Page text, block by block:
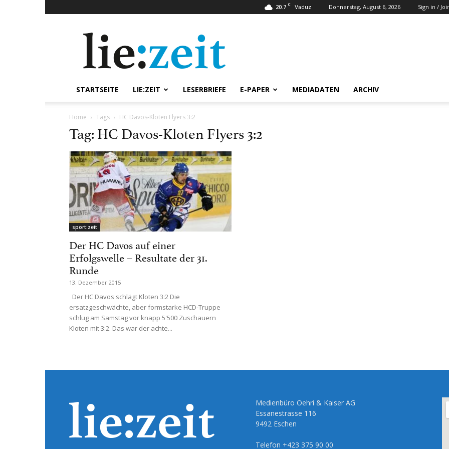
20.7 C Vaduz Donnerstag, August 6, 2026 Sign in /
STARTSEITE LIE:ZEIT LESERBRIEFE E-PAPER MEDIADATEN ARCHIV
Home Tags HC Davos-Kloten Flyers 3:2
Tag: HC Davos-Kloten Flyers 3:2
sport:zeit
Der HC Davos auf einer
Erfolgswelle – Resultate der 31.
Runde
13. Dezember 2015
Der HC Davos schlägt Kloten 3:2 Die
ersatzgeschwächte, aber formstarke HCD-Truppe
schlug am Samstag vor knapp 5'500 Zuschauern
Kloten mit 3:2. Das war der achte...
Medienbüro Oehri & Kaiser AG
Essanestrasse 116
9492 Eschen
Telefon +423 375 90 00